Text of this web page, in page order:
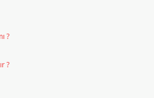
?
?